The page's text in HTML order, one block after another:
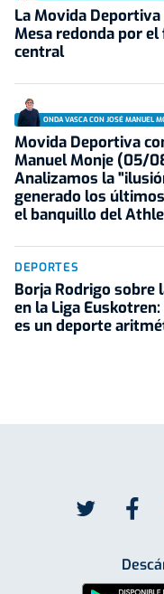
La Movida
Mesa redonda por el
central
ONDA VASCA CON JOSÉ MANUEL
Movida Deportiva
Manuel Monje (05/
Analizamos la
generado los
el banquillo del
DEPORTES
Borja Rodrigo sobre
en la Liga
es un deporte